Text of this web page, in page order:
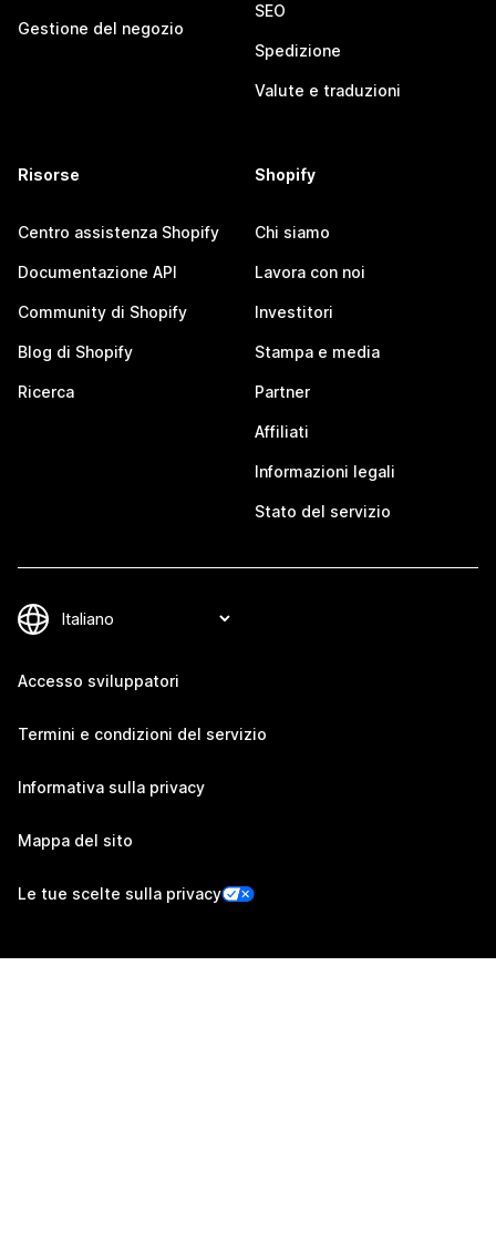
Gestione del negozio
SEO
Spedizione
Valute e traduzioni
Risorse
Centro assistenza Shopify
Documentazione API
Community di Shopify
Blog di Shopify
Ricerca
Shopify
Chi siamo
Lavora con noi
Investitori
Stampa e media
Partner
Affiliati
Informazioni legali
Stato del servizio
Accesso sviluppatori
Termini e condizioni del servizio
Informativa sulla privacy
Mappa del sito
Le tue scelte sulla privacy